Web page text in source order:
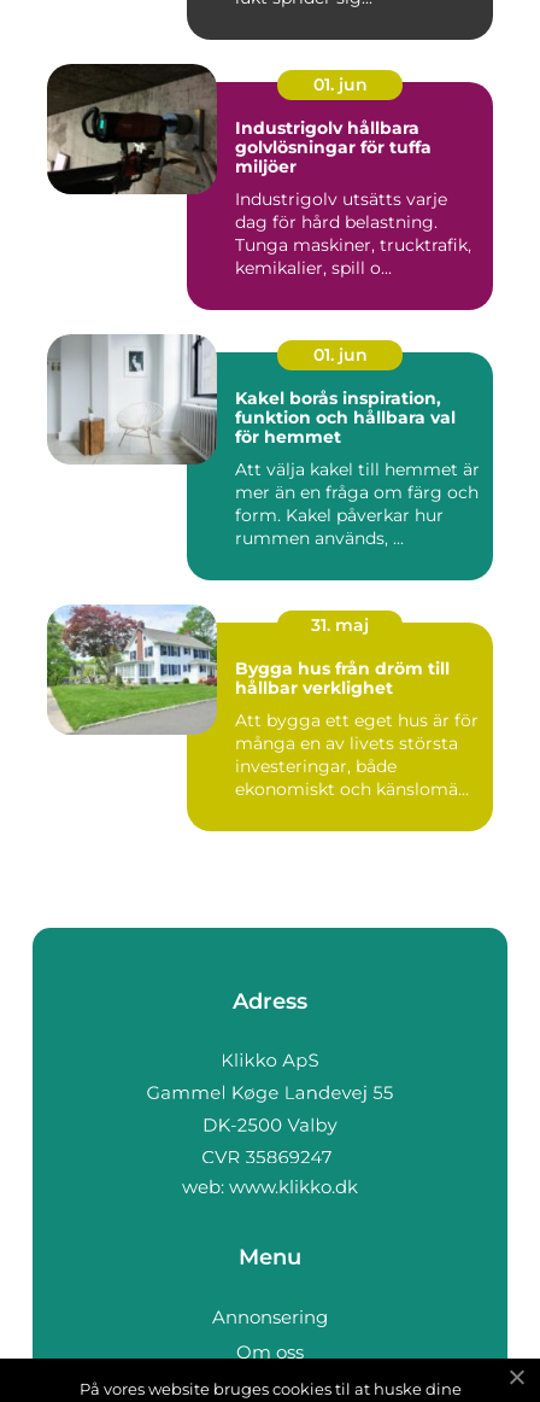
01. jun
Industrigolv hållbara
golvlösningar för tuffa
miljöer
Industrigolv utsätts varje
dag för hård belastning.
Tunga maskiner, trucktrafik,
kemikalier, spill o...
01. jun
Kakel borås inspiration,
funktion och hållbara val
för hemmet
Att välja kakel till hemmet är
mer än en fråga om färg och
form. Kakel påverkar hur
rummen används, ...
31. maj
Bygga hus från dröm till
hållbar verklighet
Att bygga ett eget hus är för
många en av livets största
investeringar, både
ekonomiskt och känslomä...
Adress
web: www.klikko.dk
Menu
Annonsering
Om oss
Cookies
På vores website bruges cookies til at huske dine